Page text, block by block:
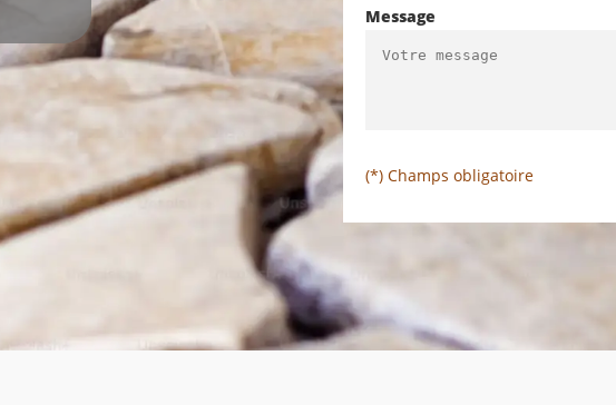
Message
(*) Champs obligatoire